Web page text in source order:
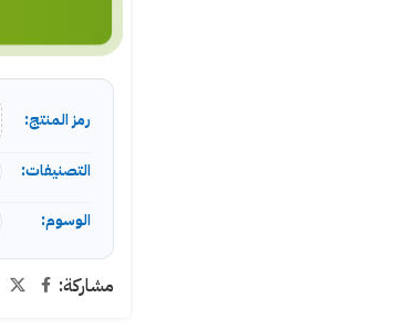
رمز المنتج:
التصنيفات:
الوسوم:
مشاركة: